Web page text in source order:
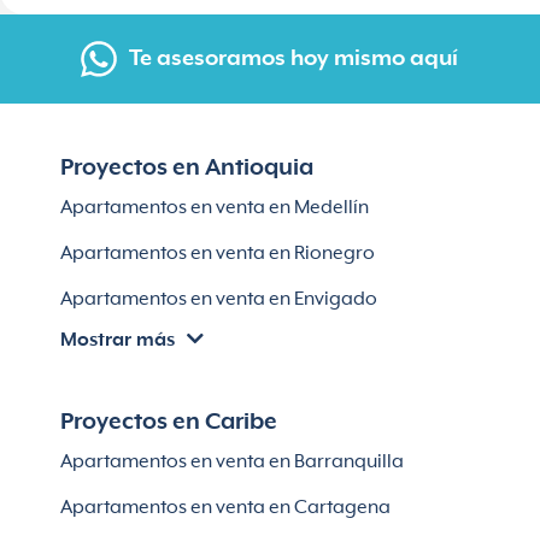
Te asesoramos hoy mismo aquí
Proyectos en Antioquia
Apartamentos en venta en Medellín
Apartamentos en venta en Rionegro
Apartamentos en venta en Envigado
Apartamentos en venta en Itagüí
Apartamentos en venta en Bello
Mostrar más
Proyectos en Caribe
Apartamentos en venta en Barranquilla
Apartamentos en venta en Cartagena